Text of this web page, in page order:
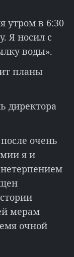
утром в 6:30
Я носил с
воды».
планы
директора
очень
я и
мерам
очной